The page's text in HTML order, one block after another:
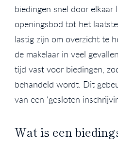
biedingen snel door elkaar
openingsbod tot het
lastig zijn om overzicht te
de makelaar in veel
tijd vast voor biedingen,
behandeld wordt. Dit
van een ‘gesloten
Wat is een